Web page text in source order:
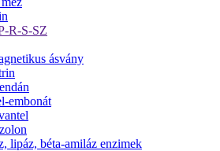
R-S-SZ
ásvány
embonát
lipáz, béta-amiláz enzimek